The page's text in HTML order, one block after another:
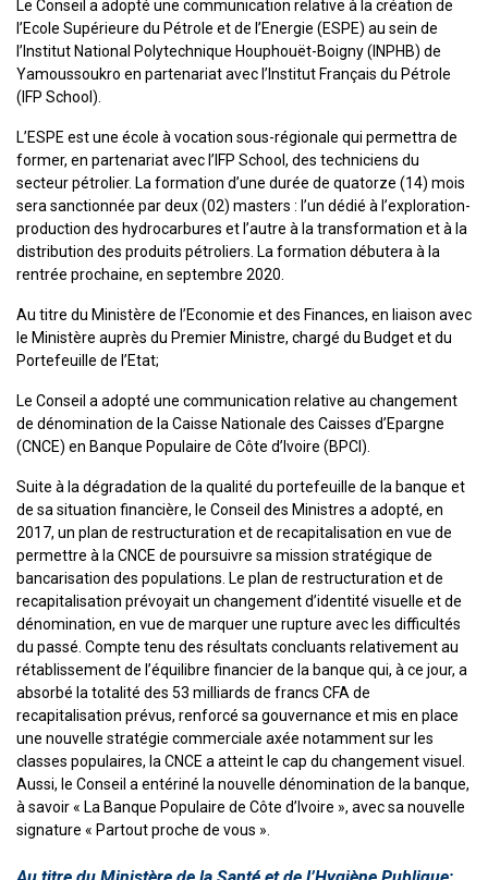
Le Conseil a adopté une communication relative à la création de
l’Ecole Supérieure du Pétrole et de l’Energie (ESPE) au sein de
l’Institut National Polytechnique Houphouët-Boigny (INPHB) de
Yamoussoukro en partenariat avec l’Institut Français du Pétrole
(IFP School).
L’ESPE est une école à vocation sous-régionale qui permettra de
former, en partenariat avec l’IFP School, des techniciens du
secteur pétrolier. La formation d’une durée de quatorze (14) mois
sera sanctionnée par deux (02) masters : l’un dédié à l’exploration-
production des hydrocarbures et l’autre à la transformation et à la
distribution des produits pétroliers. La formation débutera à la
rentrée prochaine, en septembre 2020.
Au titre du Ministère de l’Economie et des Finances, en liaison avec
le Ministère auprès du Premier Ministre, chargé du Budget et du
Portefeuille de l’Etat;
Le Conseil a adopté une communication relative au changement
de dénomination de la Caisse Nationale des Caisses d’Epargne
(CNCE) en Banque Populaire de Côte d’Ivoire (BPCI).
Suite à la dégradation de la qualité du portefeuille de la banque et
de sa situation financière, le Conseil des Ministres a adopté, en
2017, un plan de restructuration et de recapitalisation en vue de
permettre à la CNCE de poursuivre sa mission stratégique de
bancarisation des populations. Le plan de restructuration et de
recapitalisation prévoyait un changement d’identité visuelle et de
dénomination, en vue de marquer une rupture avec les difficultés
du passé. Compte tenu des résultats concluants relativement au
rétablissement de l’équilibre financier de la banque qui, à ce jour, a
absorbé la totalité des 53 milliards de francs CFA de
recapitalisation prévus, renforcé sa gouvernance et mis en place
une nouvelle stratégie commerciale axée notamment sur les
classes populaires, la CNCE a atteint le cap du changement visuel.
Aussi, le Conseil a entériné la nouvelle dénomination de la banque,
à savoir « La Banque Populaire de Côte d’Ivoire », avec sa nouvelle
signature « Partout proche de vous ».